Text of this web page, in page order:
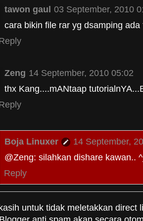
tawon gaul 03 September, 2010
cara bikin file rar yg dsamping
Zeng 14 September, 2010 05:02
thx Kang....mANtaap
Boja Linuxer
14 September,
@Zeng: silahkan dishare kawan..
Reply
Anonymous 25 September, 2010
untuk tidak meletakkan direct